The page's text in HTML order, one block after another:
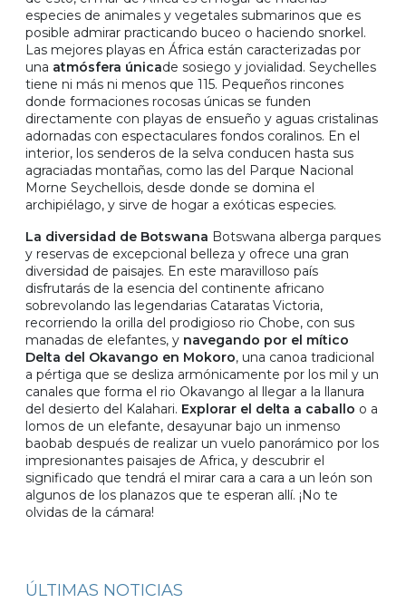
especies de animales y vegetales submarinos que es
posible admirar practicando buceo o haciendo snorkel.
Las mejores playas en África están caracterizadas por
una atmósfera únicade sosiego y jovialidad. Seychelles
tiene ni más ni menos que 115. Pequeños rincones
donde formaciones rocosas únicas se funden
directamente con playas de ensueño y aguas cristalinas
adornadas con espectaculares fondos coralinos. En el
interior, los senderos de la selva conducen hasta sus
agraciadas montañas, como las del Parque Nacional
Morne Seychellois, desde donde se domina el
archipiélago, y sirve de hogar a exóticas especies.
La diversidad de Botswana Botswana alberga parques
y reservas de excepcional belleza y ofrece una gran
diversidad de paisajes. En este maravilloso país
disfrutarás de la esencia del continente africano
sobrevolando las legendarias Cataratas Victoria,
recorriendo la orilla del prodigioso rio Chobe, con sus
manadas de elefantes, y navegando por el mítico
Delta del Okavango en Mokoro, una canoa tradicional
a pértiga que se desliza armónicamente por los mil y un
canales que forma el rio Okavango al llegar a la llanura
del desierto del Kalahari. Explorar el delta a caballo o a
lomos de un elefante, desayunar bajo un inmenso
baobab después de realizar un vuelo panorámico por los
impresionantes paisajes de Africa, y descubrir el
significado que tendrá el mirar cara a cara a un león son
algunos de los planazos que te esperan allí. ¡No te
olvidas de la cámara!
ÚLTIMAS NOTICIAS